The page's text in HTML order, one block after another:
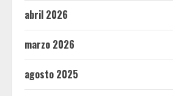
abril 2026
marzo 2026
agosto 2025